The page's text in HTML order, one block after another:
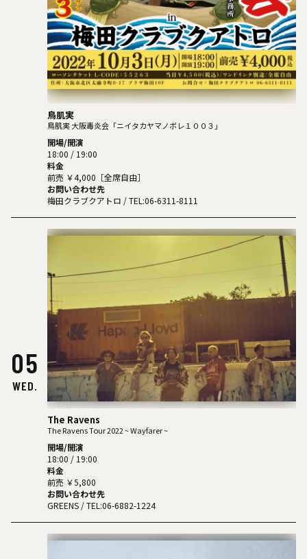
鳥肌実
鳥肌実 大阪毒炎会「ニイタカヤマノボレ１００３」
開場/開演
18:00 / 19:00
料金
前売 ￥4,000［全席自由］
お問い合わせ先
梅田クラブクアトロ / TEL:06-6311-8111
05
WED.
The Ravens
The Ravens Tour 2022 ~ Wayfarer ~
開場/開演
18:00 / 19:00
料金
前売 ￥5,800
お問い合わせ先
GREENS / TEL:06-6882-1224